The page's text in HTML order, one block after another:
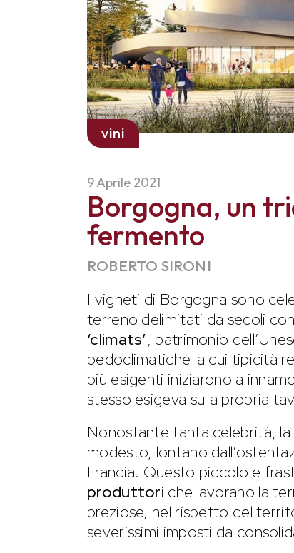
vini
9 Aprile 2021
Borgogna, un
fermento
ROBERTO SIRONI
I vigneti di Borgogna sono
terreno delimitati da secoli
‘climats’, patrimonio
pedoclimatiche la cui tipicità
più esigenti iniziarono a
stesso esigeva sulla propria
Nonostante tanta celebrità,
modesto, lontano
Francia. Questo piccolo e
produttori che lavorano la
preziose, nel rispetto del
severissimi imposti da